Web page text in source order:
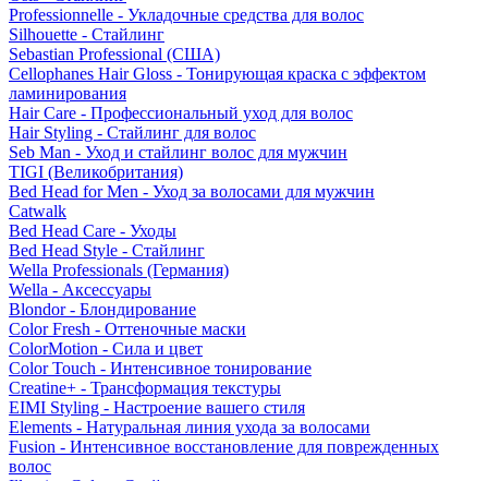
Professionnelle - Укладочные средства для волос
Silhouette - Стайлинг
Sebastian Professional (США)
Cellophanes Hair Gloss - Тонирующая краска с эффектом
ламинирования
Hair Care - Профессиональный уход для волос
Hair Styling - Стайлинг для волос
Seb Man - Уход и стайлинг волос для мужчин
TIGI (Великобритания)
Bed Head for Men - Уход за волосами для мужчин
Catwalk
Bed Head Care - Уходы
Bed Head Style - Стайлинг
Wella Professionals (Германия)
Wella - Аксессуары
Blondor - Блондирование
Color Fresh - Оттеночные маски
ColorMotion - Сила и цвет
Color Touch - Интенсивное тонирование
Creatine+ - Трансформация текстуры
EIMI Styling - Настроение вашего стиля
Elements - Натуральная линия ухода за волосами
Fusion - Интенсивное восстановление для поврежденных
волос